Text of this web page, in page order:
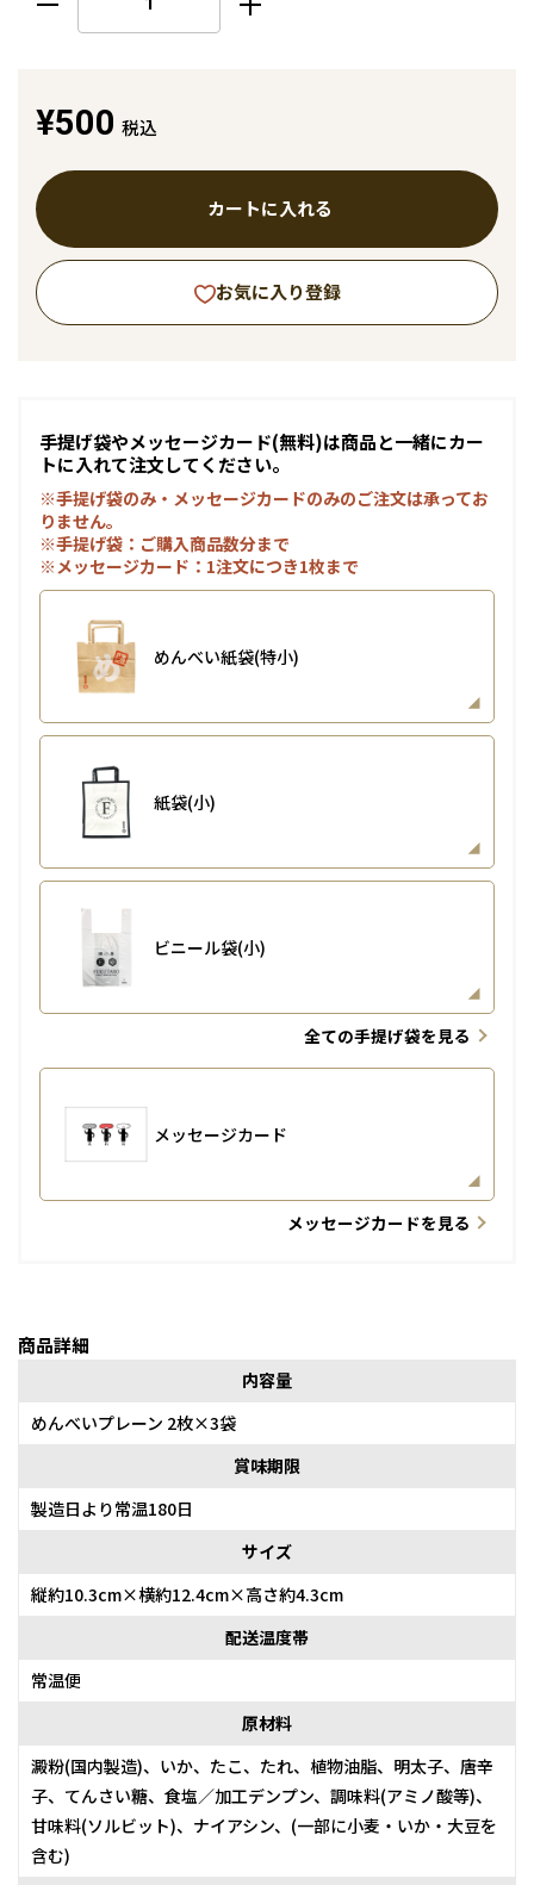
¥500 税込
カートに入れる
お気に入り登録
手提げ袋やメッセージカード(無料)は商品と一緒にカー
トに入れて注文してください。
※手提げ袋のみ・メッセージカードのみのご注文は承ってお
りません。
※手提げ袋：ご購入商品数分まで
※メッセージカード：1注文につき1枚まで
めんべい紙袋(特小)
紙袋(小)
ビニール袋(小)
全ての手提げ袋を見る
メッセージカード
メッセージカードを見る
商品詳細
内容量
めんべいプレーン 2枚×3袋
賞味期限
製造日より常温180日
サイズ
縦約10.3cm×横約12.4cm×高さ約4.3cm
配送温度帯
常温便
原材料
澱粉(国内製造)、いか、たこ、たれ、植物油脂、明太子、唐辛
子、てんさい糖、食塩／加工デンプン、調味料(アミノ酸等)、
甘味料(ソルビット)、ナイアシン、(一部に小麦・いか・大豆を
含む)